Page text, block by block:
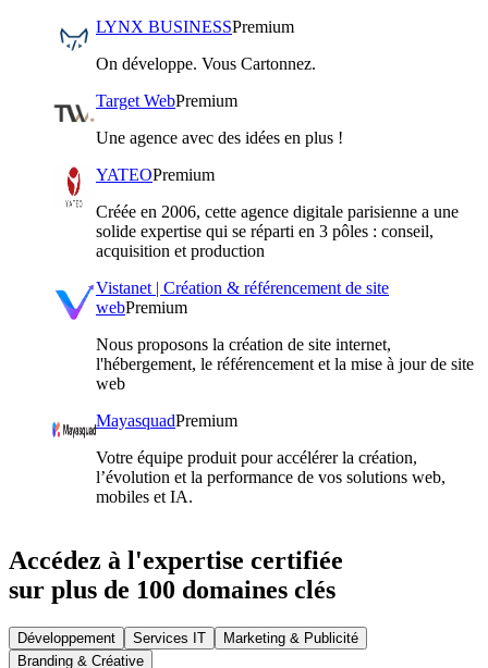
LYNX BUSINESSPremium
On développe. Vous Cartonnez.
Target WebPremium
Une agence avec des idées en plus !
YATEOPremium
Créée en 2006, cette agence digitale parisienne a une
solide expertise qui se réparti en 3 pôles : conseil,
acquisition et production
Vistanet | Création & référencement de site
webPremium
Nous proposons la création de site internet,
l'hébergement, le référencement et la mise à jour de site
web
MayasquadPremium
Votre équipe produit pour accélérer la création,
l’évolution et la performance de vos solutions web,
mobiles et IA.
Accédez à l'expertise certifiée
sur plus de 100 domaines clés
Développement Services IT
Marketing & Publicité
Branding & Créative